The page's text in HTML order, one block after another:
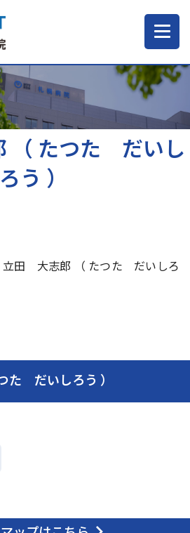
お問い合わせ
た だいしろう ）
（ たつた だいし
ろう ）
立田 大志郎 （ たつた だいしろ